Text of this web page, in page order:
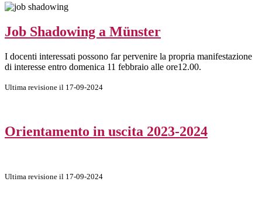
Job Shadowing a Münster
I docenti interessati possono far pervenire la propria manifestazione
di interesse entro domenica 11 febbraio alle ore12.00.
Ultima revisione il 17-09-2024
Orientamento in uscita 2023-2024
Ultima revisione il 17-09-2024